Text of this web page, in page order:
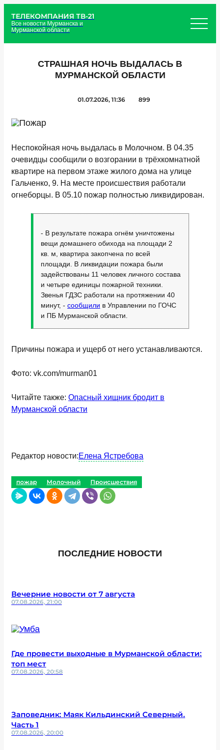
ТЕЛЕКОМПАНИЯ ТВ-21
Все новости Мурманска и
Мурманской области
СТРАШНАЯ НОЧЬ ВЫДАЛАСЬ В
МУРМАНСКОЙ ОБЛАСТИ
01.07.2026, 11:36 899
Неспокойная ночь выдалась в Молочном. В 04.35
очевидцы сообщили о возгорании в трёхкомнатной
квартире на первом этаже жилого дома на улице
Гальченко, 9. На месте происшествия работали
огнеборцы. В 05.10 пожар полностью ликвидирован.
- В результате пожара огнём уничтожены
вещи домашнего обихода на площади 2
кв. м, квартира закопчена по всей
площади. В ликвидации пожара были
задействованы 11 человек личного состава
и четыре единицы пожарной техники.
Звенья ГДЗС работали на протяжении 40
минут, - сообщили в Управлении по ГОЧС
и ПБ Мурманской области.
Причины пожара и ущерб от него устанавливаются.
Фото: vk.com/murman01
Читайте также: Опасный хищник бродит в
Мурманской области
Редактор новости:Елена Ястребова
пожар Молочный Происшествия
ПОСЛЕДНИЕ НОВОСТИ
Вечерние новости от 7 августа
07.08.2026, 21:00
Где провести выходные в Мурманской области:
топ мест
07.08.2026, 20:58
Заповедник: Маяк Кильдинский Северный.
Часть 1
07.08.2026, 20:00